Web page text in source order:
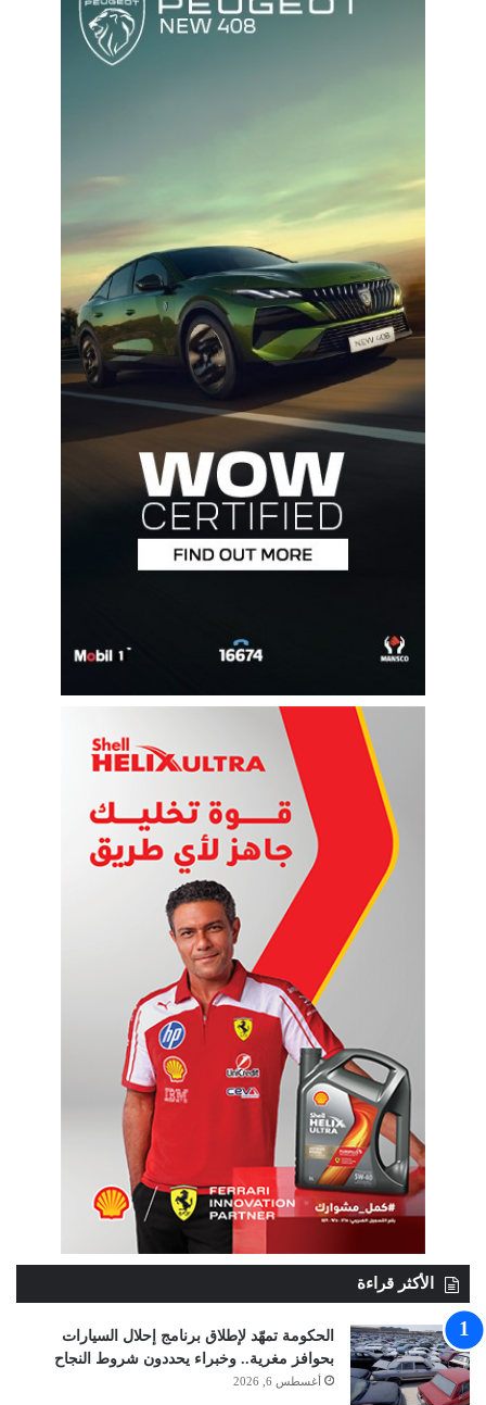
الأكثر قراءة
الحكومة تمهّد لإطلاق برنامج إحلال السيارات
بحوافز مغرية.. وخبراء يحددون شروط النجاح
أغسطس 6, 2026